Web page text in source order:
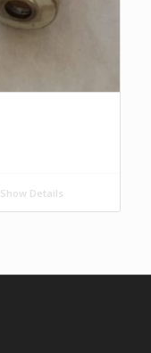
Show Details